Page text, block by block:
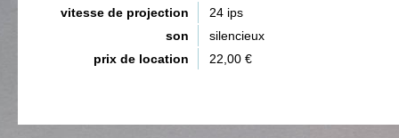
vitesse de projection
24 ips
son
silencieux
prix de location
22,00 €